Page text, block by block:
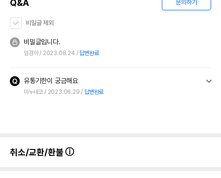
Q&A 문의하기
비밀글 제외
비밀글입니다.
임경아 2023.08.24 답변완료
유통기한이 궁금해요
미누네코 2023.06.29 답변완료
취소/교환/환불